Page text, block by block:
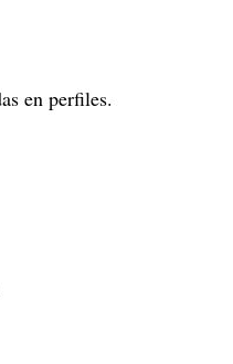
en perfiles.